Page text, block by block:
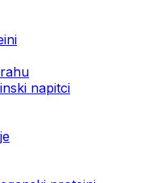
napitci